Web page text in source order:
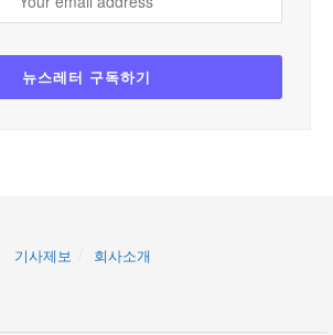
기사제보 회사소개